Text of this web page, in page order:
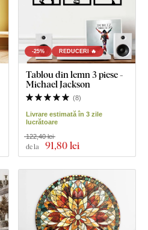
-25% REDUCERI 🔥
Tablou din lemn 3 piese -
Michael Jackson
(8)
Livrare estimată în 3 zile
lucrătoare
de la 91,80 lei
122,40 lei